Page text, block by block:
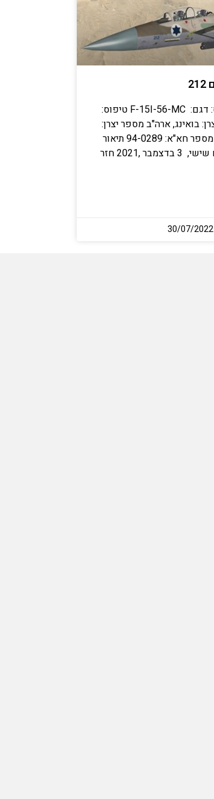
פרטי המטוס: דגם: F-15I-56-MC טיפוס:
בואינג, ארה"ב מספר יצרן:
1288/I004 מספר חא"א: 94-0289 תיאור
האירוע: ביום שישי, 3 בדצמבר ,2021 חזר